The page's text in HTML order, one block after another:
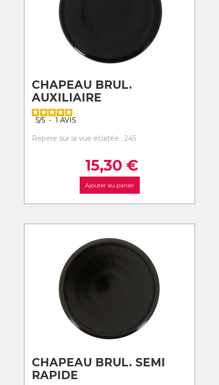
CHAPEAU BRUL.
AUXILIAIRE
5/5 - 1 AVIS
Repère sur la vue éclatée : 245
15,30 €
Ajouter au panier
CHAPEAU BRUL. SEMI
RAPIDE